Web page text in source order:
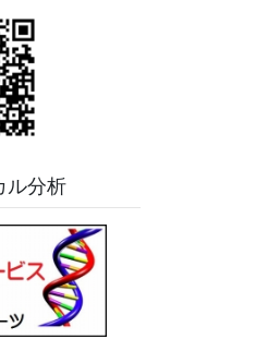
ル分析